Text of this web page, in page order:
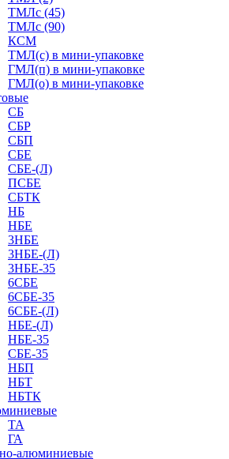
ТМЛс (45)
ТМЛс (90)
КСМ
ТМЛ(с) в мини-упаковке
ГМЛ(п) в мини-упаковке
ГМЛ(о) в мини-упаковке
СБ
СБР
СБП
СБЕ
СБЕ-(Л)
ПСБЕ
СБТК
НБ
НБЕ
3НБЕ
3НБЕ-(Л)
3НБЕ-35
6СБЕ
6СБЕ-35
6СБЕ-(Л)
НБЕ-(Л)
НБЕ-35
СБЕ-35
НБП
НБТ
НБТК
ТА
ГА
алюминиевые